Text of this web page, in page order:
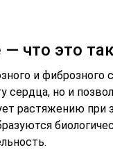
что это
и
сердца, но и
растяжению при